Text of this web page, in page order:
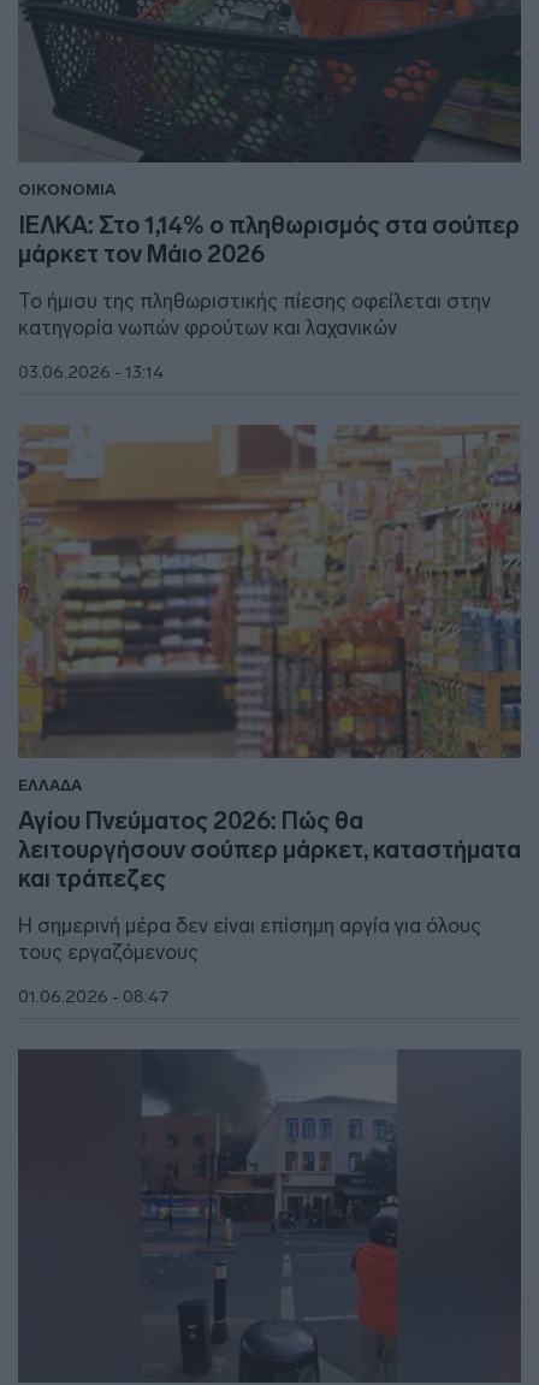
ΟΙΚΟΝΟΜΙΑ
ΙΕΛΚΑ: Στο 1,14% ο πληθωρισμός στα σούπερ
μάρκετ τον Μάιο 2026
Το ήμισυ της πληθωριστικής πίεσης οφείλεται στην
κατηγορία νωπών φρούτων και λαχανικών
03.06.2026 - 13:14
ΕΛΛΑΔΑ
Αγίου Πνεύματος 2026: Πώς θα
λειτουργήσουν σούπερ μάρκετ, καταστήματα
και τράπεζες
Η σημερινή μέρα δεν είναι επίσημη αργία για όλους
τους εργαζόμενους
01.06.2026 - 08:47